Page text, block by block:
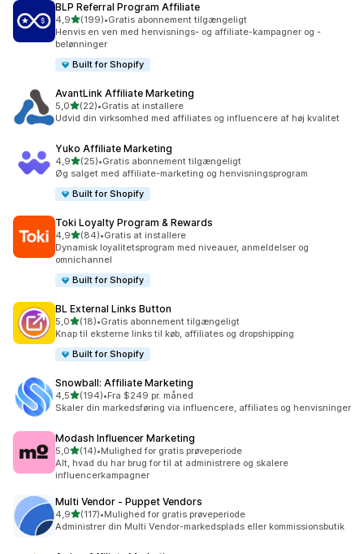
BLP Referral Program Affiliate
4,9ud af 5 stjerner
(199)
199 anmeldelser i alt
•Gratis abonnement tilgængeligt
Henvis en ven med henvisnings- og affiliate-kampagner og -
belønninger
Built for Shopify
AvantLink Affiliate Marketing
5,0ud af 5 stjerner
(22)
22 anmeldelser i alt
•Gratis at installere
Udvid din virksomhed med affiliates og influencere af høj kvalitet
Yuko Affiliate Marketing
4,9ud af 5 stjerner
(25)
25 anmeldelser i alt
•Gratis abonnement tilgængeligt
Øg salget med affiliate-marketing og henvisningsprogram
Built for Shopify
Toki Loyalty Program & Rewards
4,9ud af 5 stjerner
(84)
84 anmeldelser i alt
•Gratis at installere
Dynamisk loyalitetsprogram med niveauer, anmeldelser og
omnichannel
Built for Shopify
BL External Links Button
5,0ud af 5 stjerner
(18)
18 anmeldelser i alt
•Gratis abonnement tilgængeligt
Knap til eksterne links til køb, affiliates og dropshipping
Built for Shopify
Snowball: Affiliate Marketing
4,5ud af 5 stjerner
(194)
194 anmeldelser i alt
•Fra $249 pr. måned
Skaler din markedsføring via influencere, affiliates og henvisninger
Modash Influencer Marketing
5,0ud af 5 stjerner
(14)
14 anmeldelser i alt
•Mulighed for gratis prøveperiode
Alt, hvad du har brug for til at administrere og skalere
influencerkampagner
Multi Vendor ‑ Puppet Vendors
4,9ud af 5 stjerner
(117)
117 anmeldelser i alt
•Mulighed for gratis prøveperiode
Administrer din Multi Vendor-markedsplads eller kommissionsbutik